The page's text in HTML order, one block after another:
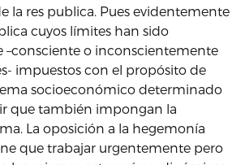
la res publica. Pues evidentemente
cuyos límites han sido
–consciente o inconscientemente
impuestos con el propósito de
socioeconómico determinado
que también impongan la
La oposición a la hegemonía
que trabajar urgentemente pero